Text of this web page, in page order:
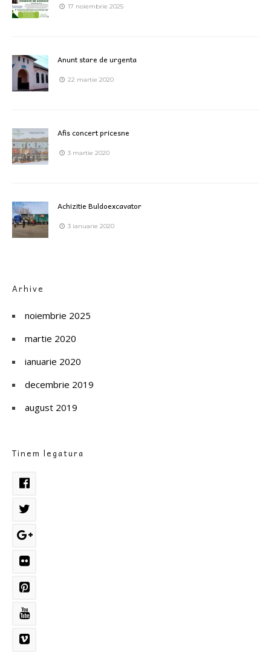
17 noiembrie 2025
Anunt stare de urgenta
22 martie 2020
Afis concert pricesne
3 martie 2020
Achizitie Buldoexcavator
3 ianuarie 2020
Arhive
noiembrie 2025
martie 2020
ianuarie 2020
decembrie 2019
august 2019
Tinem legatura